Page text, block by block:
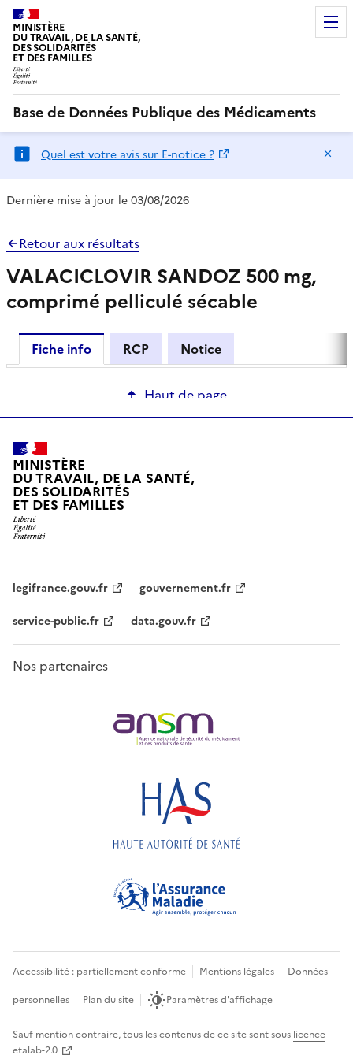
MINISTÈRE
DU TRAVAIL, DE LA SANTÉ,
DES SOLIDARITÉS
ET DES FAMILLES
Base de Données Publique des Médicaments
Quel est votre avis sur E-notice ?
Dernière mise à jour le 03/08/2026
Retour aux résultats
VALACICLOVIR SANDOZ 500 mg,
comprimé pelliculé sécable
Fiche info RCP Notice
Haut de page
MINISTÈRE
DU TRAVAIL, DE LA SANTÉ,
DES SOLIDARITÉS
ET DES FAMILLES
legifrance.gouv.fr
gouvernement.fr
service-public.fr
data.gouv.fr
Nos partenaires
Accessibilité : partiellement conforme Mentions légales
Données
personnelles
Plan du site Paramètres d'affichage
Sauf mention contraire, tous les contenus de ce site sont sous licence
etalab-2.0